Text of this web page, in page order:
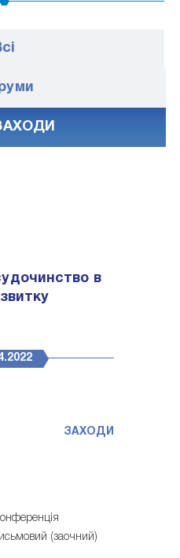
в
ЗАХОДИ
(заочний)